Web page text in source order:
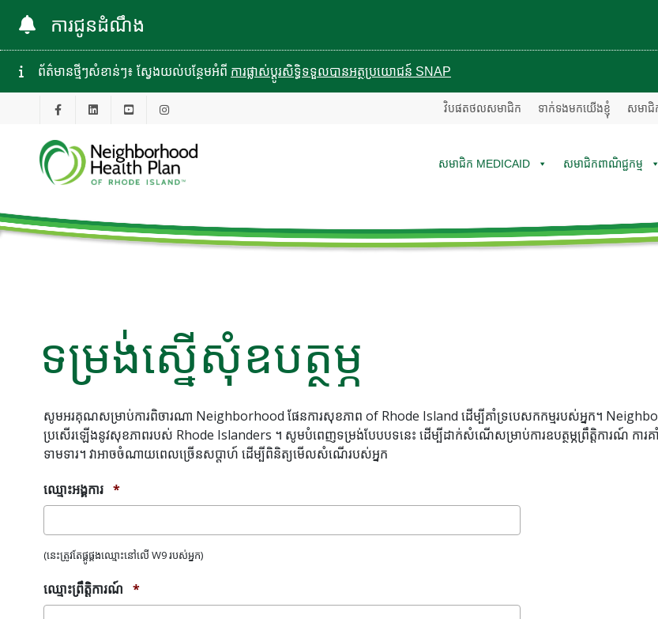
ការជូនដំណឹង
ព័ត៌មានថ្មីៗសំខាន់ៗ៖ ស្វែងយល់បន្ថែមអំពី ការផ្លាស់ប្តូរសិទ្ធិទទួលបានអត្ថប្រយោជន៍ SNAP
វិបផតថលសមាជិក ទាក់ទងមកយើងខ្ញុំ សមាជិ
សមាជិក MEDICAID សមាជិកពាណិជ្ជកម្ម
ទម្រង់ស្នើសុំឧបត្ថម្ភ
សូមអរគុណសម្រាប់ការពិចារណា Neighborhood ផែនការសុខភាព of Rhode Island ដើម្បីគាំទ្របេសកកម្មរបស់អ្នក។
ប្រសើរឡើងនូវសុខភាពរបស់ Rhode Islanders ។ សូមបំពេញទម្រង់បែបបទនេះ ដើម្បីដាក់សំណើសម្រាប់ការឧបត្ថម្ភព្រឹត្តិការណ៍ ការ
ទាមទារ។ វាអាចចំណាយពេលច្រើនសប្តាហ៍ ដើម្បីពិនិត្យមើលសំណើរបស់អ្នក
ឈ្មោះអង្គការ *
(នេះត្រូវតែផ្គូផ្គងឈ្មោះនៅលើ W9 របស់អ្នក)
ឈ្មោះព្រឹត្តិការណ៍ *